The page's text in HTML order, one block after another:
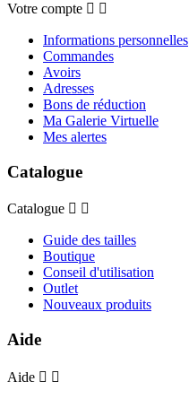
Votre compte  
Informations personnelles
Commandes
Avoirs
Adresses
Bons de réduction
Ma Galerie Virtuelle
Mes alertes
Catalogue
Catalogue  
Guide des tailles
Boutique
Conseil d'utilisation
Outlet
Nouveaux produits
Aide
Aide  